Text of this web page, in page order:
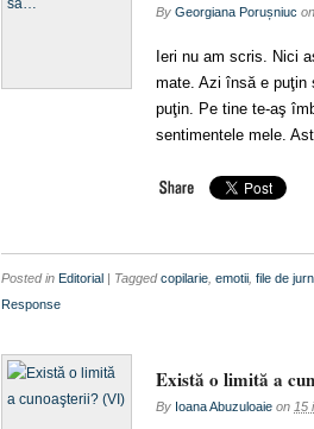
By Georgiana Porușniuc on
Ieri nu am scris. Nici
mate. Azi însă e puţin
puţin. Pe tine te-aş
sentimentele mele.
Posted in Editorial | Taggedcopilarie emotii file de
Response
Există o limită a
By Ioana Abuzuloaie on 15